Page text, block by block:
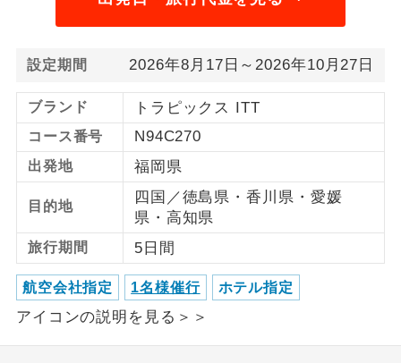
設定期間 2026年8月17日～2026年10月27日
ブランド トラピックス ITT
コース番号 N94C270
出発地 福岡県
目的地
四国／徳島県・香川県・愛媛
県・高知県
旅行期間 5日間
航空会社指定 1名様催行 ホテル指定
アイコンの説明を見る＞＞
おひとり様バ
ス2席利用
おひとり様でバス席を2席利⽤できま
す。